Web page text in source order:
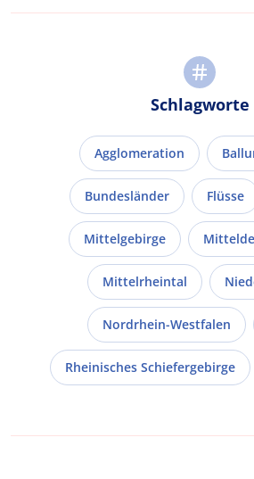
Schlagworte
Agglomeration
Bundesländer Flüsse
Mittelgebirge
Mittelrheintal
Nordrhein-Westfalen
Rheinisches Schiefergebirge